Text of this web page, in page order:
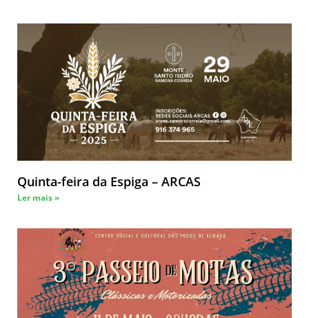
Quinta-feira da Espiga – ARCAS
Ler mais »